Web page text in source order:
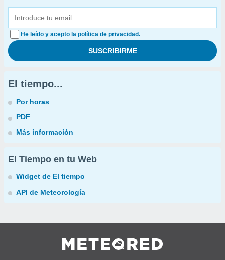
He leído y acepto la política de privacidad.
El tiempo...
Por horas
PDF
Más información
El Tiempo en tu Web
Widget de El tiempo
API de Meteorología